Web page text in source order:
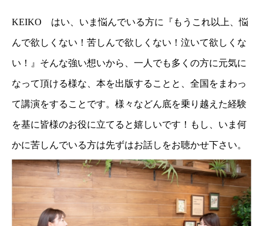
KEIKO はい、いま悩んでいる方に『もうこれ以上、悩
んで欲しくない！苦しんで欲しくない！泣いて欲しくな
い！』そんな強い想いから、一人でも多くの方に元気に
なって頂ける様な、本を出版することと、全国をまわっ
て講演をすることです。様々などん底を乗り越えた経験
を基に皆様のお役に立てると嬉しいです！もし、いま何
かに苦しんでいる方は先ずはお話しをお聴かせ下さい。